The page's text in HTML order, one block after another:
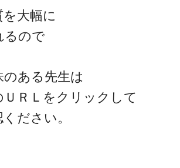
大幅に
るので
ある先生は
ＲＬをクリックして
ださい。